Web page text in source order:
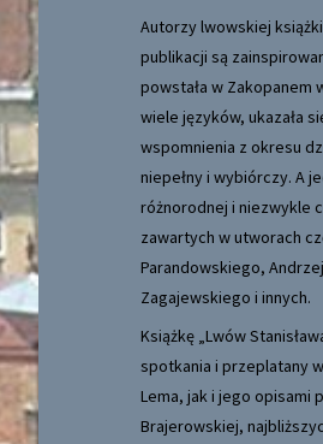
Autorzy lwowskiej
publikacji są
powstała w Zakopanem
wiele języków, ukazała
wspomnienia z okresu
niepełny i wybiórczy. A
różnorodnej i niezwykle
zawartych w utworach
Parandowskiego,
Zagajewskiego i innych.
Książkę „Lwów
spotkania i przeplatany
Lema, jak i jego opisami
Brajerowskiej,